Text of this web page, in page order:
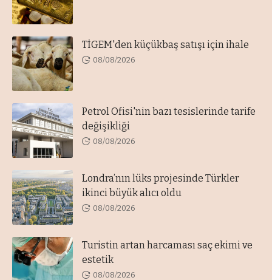
TİGEM'den küçükbaş satışı için ihale
08/08/2026
Petrol Ofisi'nin bazı tesislerinde tarife
değişikliği
08/08/2026
Londra’nın lüks projesinde Türkler
ikinci büyük alıcı oldu
08/08/2026
Turistin artan harcaması saç ekimi ve
estetik
08/08/2026